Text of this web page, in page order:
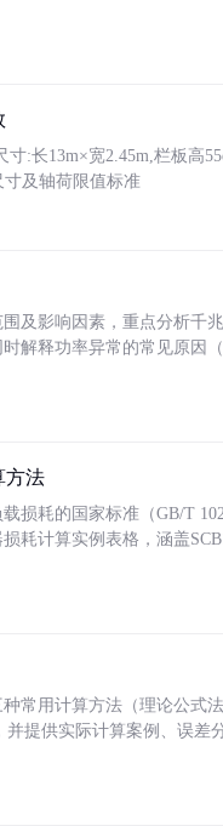
:长13m×宽2.45m,栏板高
及轴荷限值标准
及影响因素，重点分析千
解释功率异常的常见原因
方法
损耗的国家标准（GB/T
耗计算实例表格，涵盖
常用计算方法（理论公式
并提供实际计算案例、误